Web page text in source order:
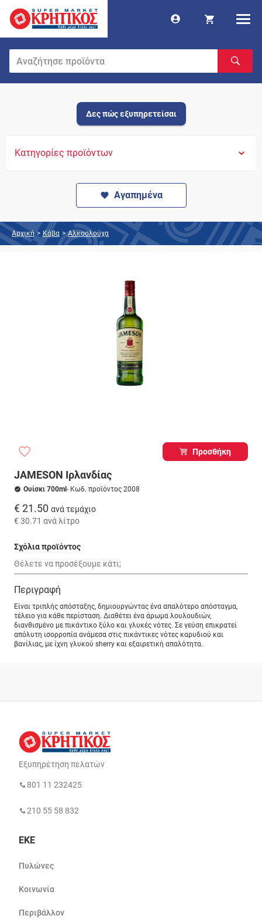
Δες πώς εξυπηρετείσαι
Κατηγορίες προϊόντων
Αγαπημένα
Αρχική > Κάβα > Αλκοολούχα
Προσθήκη
JAMESON Ιρλανδίας
Ουίσκι 700ml - Κωδ. προϊόντος 2008
€ 21.50 ανά τεμάχιο
€ 30.71 ανά λίτρο
Σχόλια προϊόντος
Περιγραφή
Είναι τριπλής απόσταξης, δημιουργώντας ένα απαλότερο απόσταγμα,
τέλειο για κάθε περίσταση. Διαθέτει ένα άρωμα λουλουδιών,
διανθισμένο με πικάντικο ξύλο και γλυκές νότες. Σε γεύση επικρατεί
απόλυτη ισορροπία ανάμεσα στις πικάντικες νότες καρυδιού και
βανίλιας, με ίχνη γλυκού sherry και εξαιρετική απαλότητα.
Εξυπηρέτηση πελατών
801 11 232425
210 55 58 832
ΕΚΕ
Πυλώνες
Κοινωνία
Περιβάλλον